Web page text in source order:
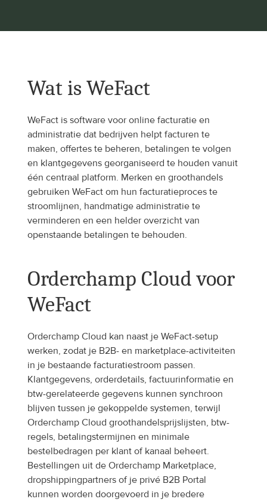
Wat is WeFact
WeFact is software voor online facturatie en
administratie dat bedrijven helpt facturen te
maken, offertes te beheren, betalingen te volgen
en klantgegevens georganiseerd te houden vanuit
één centraal platform. Merken en groothandels
gebruiken WeFact om hun facturatieproces te
stroomlijnen, handmatige administratie te
verminderen en een helder overzicht van
openstaande betalingen te behouden.
Orderchamp Cloud voor
WeFact
Orderchamp Cloud kan naast je WeFact-setup
werken, zodat je B2B- en marketplace-activiteiten
in je bestaande facturatiestroom passen.
Klantgegevens, orderdetails, factuurinformatie en
btw-gerelateerde gegevens kunnen synchroon
blijven tussen je gekoppelde systemen, terwijl
Orderchamp Cloud groothandelsprijslijsten, btw-
regels, betalingstermijnen en minimale
bestelbedragen per klant of kanaal beheert.
Bestellingen uit de Orderchamp Marketplace,
dropshippingpartners of je privé B2B Portal
kunnen worden doorgevoerd in je bredere